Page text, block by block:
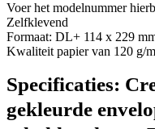
Voer het modelnummer
Zelfklevend
Formaat: DL+ 114 x 229
Kwaliteit papier van 120 g/
Specificaties:
gekleurde